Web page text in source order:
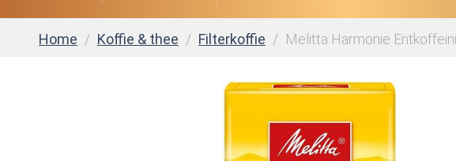
Home Koffie & thee Filterkoffie Melitta Harmonie